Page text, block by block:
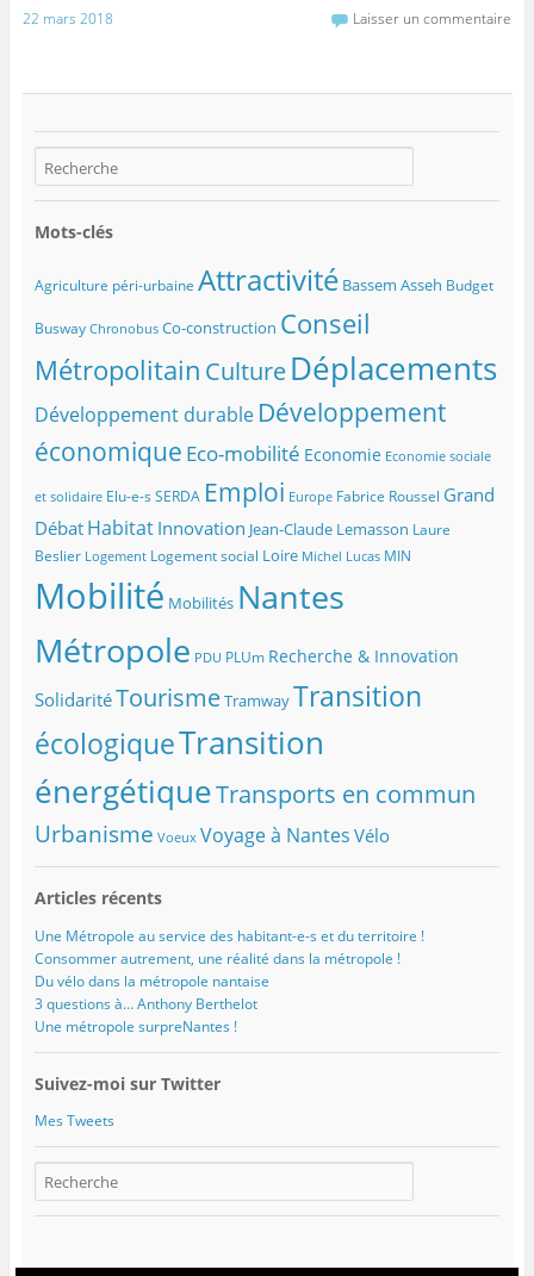
22 mars 2018 Laisser un commentaire
Mots-clés
Agriculture péri-urbaine Attractivité Bassem Asseh Budget
Busway Chronobus Co-construction Conseil
Métropolitain CultureDéplacements
Développement durable Développement
économique Eco-mobilité Economie Economie sociale
et solidaire Elu-e-s SERDA Emploi Europe Fabrice Roussel Grand
Débat Habitat Innovation Jean-Claude Lemasson Laure
Beslier Logement Logement social Loire Michel Lucas MIN
Mobilité Mobilités Nantes
Métropole PDU PLUm Recherche & Innovation
SolidaritéTourismeTramwayTransition
écologiqueTransition
énergétiqueTransports en commun
Urbanisme Voeux Voyage à Nantes Vélo
Articles récents
Une Métropole au service des habitant-e-s et du territoire !
Consommer autrement, une réalité dans la métropole !
Du vélo dans la métropole nantaise
3 questions à… Anthony Berthelot
Une métropole surpreNantes !
Suivez-moi sur Twitter
Mes Tweets